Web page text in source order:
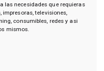
las necesidades que requieras
televisiones,
consumibles, redes y asi
mismos.